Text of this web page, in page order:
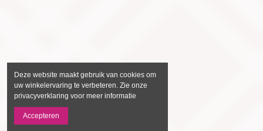
Deze website maakt gebruik van cookies om
uw winkelervaring te verbeteren. Zie onze
privacyverklaring voor meer informatie
Accepteren